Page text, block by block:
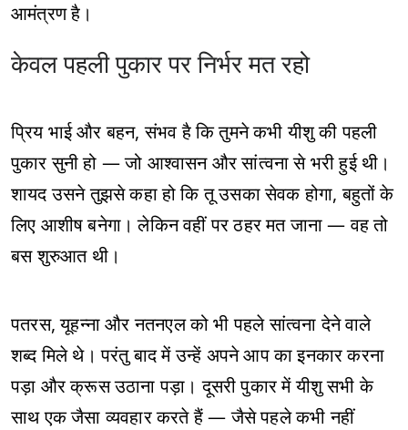
आमंत्रण है।
केवल पहली पुकार पर निर्भर मत रहो
प्रिय भाई और बहन, संभव है कि तुमने कभी यीशु की पहली
पुकार सुनी हो — जो आश्वासन और सांत्वना से भरी हुई थी।
शायद उसने तुझसे कहा हो कि तू उसका सेवक होगा, बहुतों के
लिए आशीष बनेगा। लेकिन वहीं पर ठहर मत जाना — वह तो
बस शुरुआत थी।
पतरस, यूहन्ना और नतनएल को भी पहले सांत्वना देने वाले
शब्द मिले थे। परंतु बाद में उन्हें अपने आप का इनकार करना
पड़ा और क्रूस उठाना पड़ा। दूसरी पुकार में यीशु सभी के
साथ एक जैसा व्यवहार करते हैं — जैसे पहले कभी नहीं